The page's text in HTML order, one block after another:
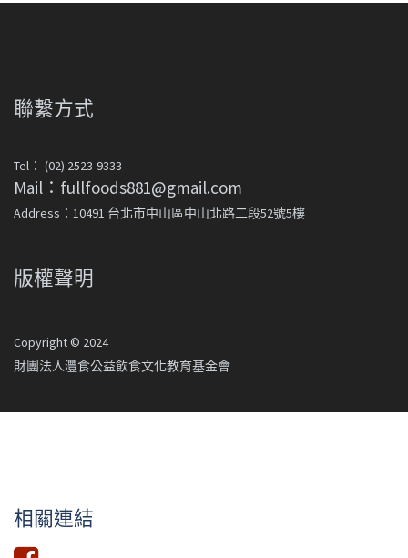
聯繫方式
Tel： (02) 2523-9333
Mail：fullfoods881@gmail.com
Address：10491 台北市中山區中山北路二段52號5樓
版權聲明
Copyright © 2024
財團法人灃食公益飲食文化教育基金會
相關連結